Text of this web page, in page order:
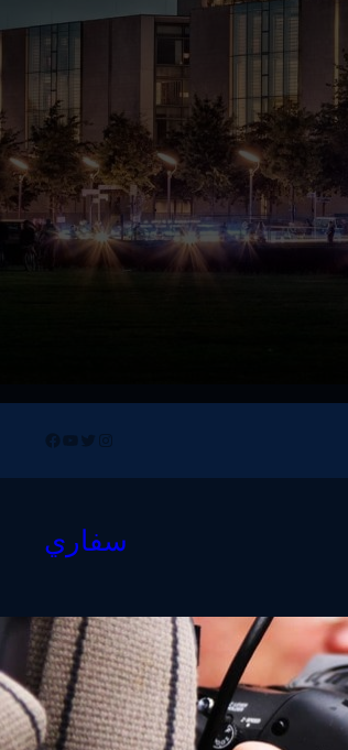
Facebook
YouTube
TwitterInstagram
سفاري